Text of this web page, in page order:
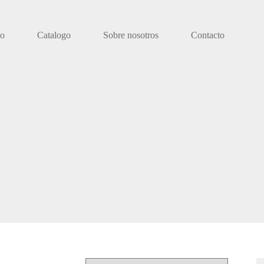
Catalogo Sobre nosotros Contacto